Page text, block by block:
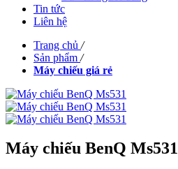
Tin tức
Liên hệ
Trang chủ /
Sản phẩm /
Máy chiếu giá rẻ
Máy chiếu BenQ Ms531